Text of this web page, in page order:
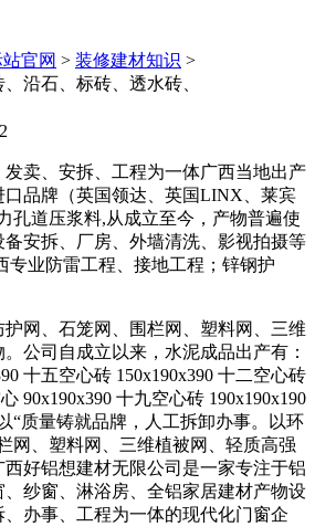
官网 > 装修建材知识 >
沿石、标砖、透水砖、
、安拆、工程为一体广西当地出产
品牌（英国领达、英国LINX、莱宾
孔道压浆料,从成立至今，产物普遍使
安拆、厂房、外墙清洗、影视拍摄等
专业防雷工程、接地工程；锌钢护
、石笼网、围栏网、塑料网、三维
公司自成立以来，水泥成品出产有：
十五空心砖 150x190x390 十二空心砖
90x190x390 十九空心砖 190x190x190
“质量铸就品牌，人工拆卸办事。以环
网、塑料网、三维植被网、轻质高强
好铝想建材无限公司是一家专注于铝
纱窗、淋浴房、全铝家居建材产物设
办事、工程为一体的现代化门窗企